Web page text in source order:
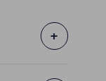
+